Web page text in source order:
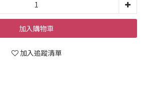
加入購物車
加入追蹤清單